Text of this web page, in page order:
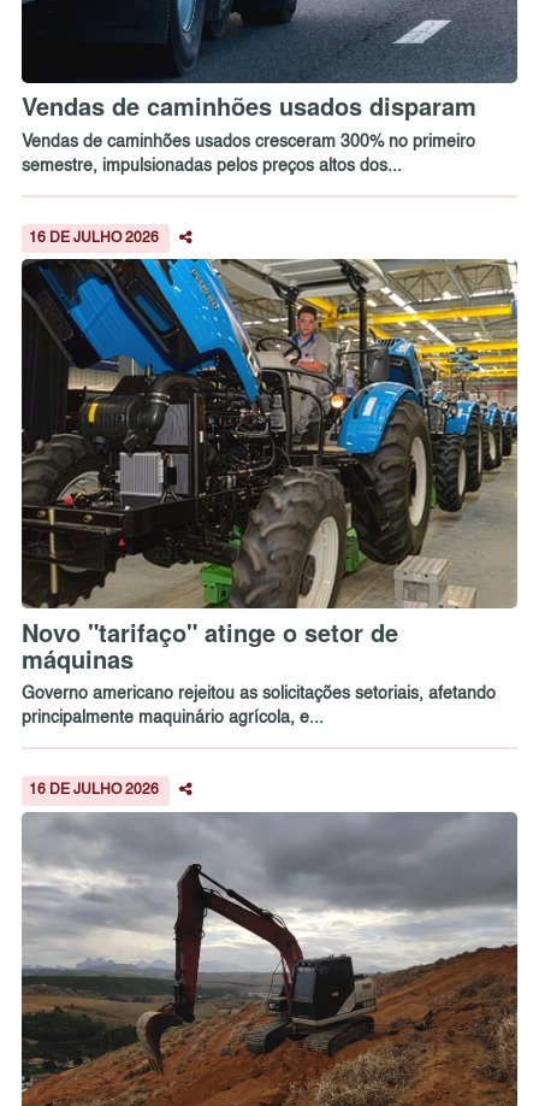
Vendas de caminhões usados disparam
Vendas de caminhões usados cresceram 300% no primeiro
semestre, impulsionadas pelos preços altos dos...
16 DE JULHO 2026
Novo "tarifaço" atinge o setor de
máquinas
Governo americano rejeitou as solicitações setoriais, afetando
principalmente maquinário agrícola, e...
16 DE JULHO 2026